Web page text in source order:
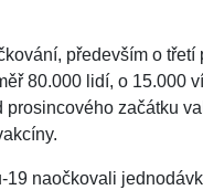
především o
80.000 lidí, o 15.000
prosincového začátku
19 naočkovali